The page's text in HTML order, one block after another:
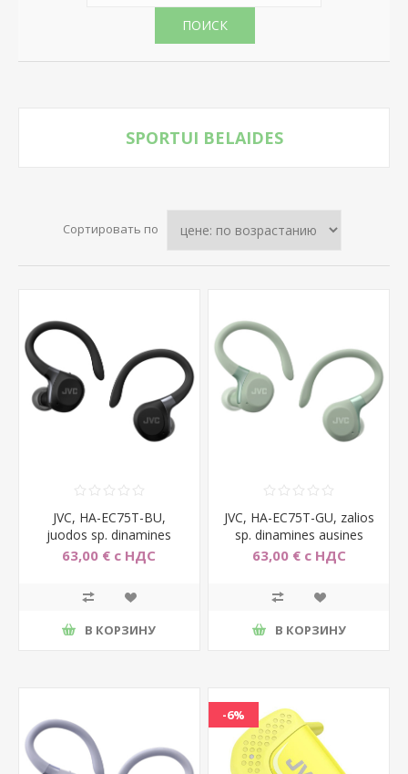
ПОИСК
SPORTUI BELAIDES
Сортировать по
JVC, HA-EC75T-BU,
juodos sp. dinamines
ausines
63,00 € с НДС
В КОРЗИНУ
JVC, HA-EC75T-GU, zalios
sp. dinamines ausines
63,00 € с НДС
В КОРЗИНУ
-6%